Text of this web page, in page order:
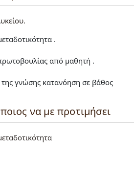
.
από μαθητή .
γνώσης κατανόηση σε βάθος
να με προτιμήσει